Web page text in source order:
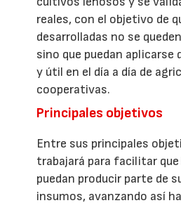
reales, con el objetivo de
desarrolladas no se
sino que puedan aplicarse
y útil en el día a día de
cooperativas.
Principales objetivos
Entre sus principales
trabajará para facilitar
puedan producir parte de
insumos, avanzando así